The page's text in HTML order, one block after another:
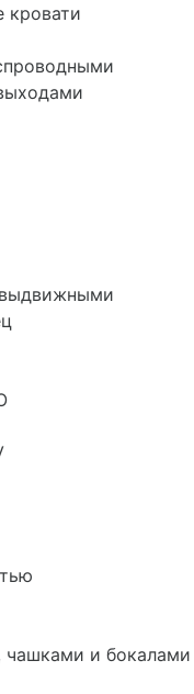
кровати
и бокалами